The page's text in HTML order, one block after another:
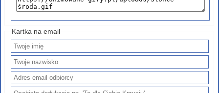
Kartka na email